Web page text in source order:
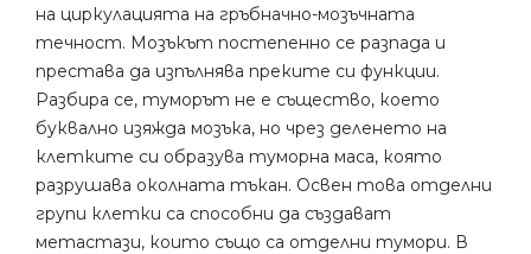
на циркулацията на гръбначно-мозъчната
течност. Мозъкът постепенно се разпада и
престава да изпълнява преките си функции.
Разбира се, туморът не е същество, което
буквално изяжда мозъка, но чрез деленето на
клетките си образува туморна маса, която
разрушава околната тъкан. Освен това отделни
групи клетки са способни да създават
метастази, които също са отделни тумори. В